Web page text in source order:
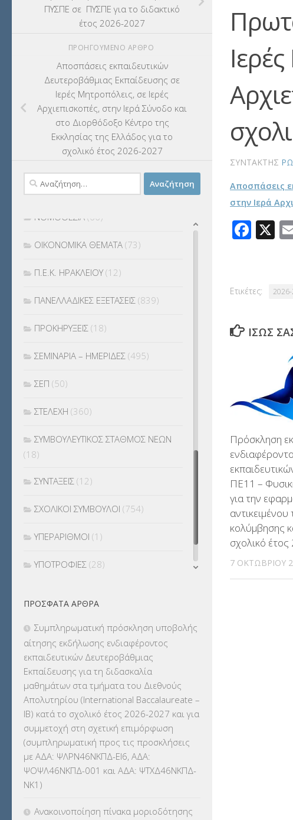
ΣΥΝΤΆΚΤΗΣ
Αποσπάσεις
στην Ιερά
X
Ετικέτες:
ΊΣΩΣ
Πρόσκληση
ΠΕ11 –
για την
αντικειμένου
κολύμβησης
σχολικό
7 ΟΚΤΩΒΡΊΟΥ
ΠΥΣΠΕ σε ΠΥΣΠΕ για το διδακτικό
έτος 2026-2027
ΠΡΟΗΓΟΎΜΕΝΟ ΆΡΘΡΟ
Αποσπάσεις εκπαιδευτικών
Δευτεροβάθμιας Εκπαίδευσης σε
Ιερές Μητροπόλεις, σε Ιερές
Αρχιεπισκοπές, στην Ιερά Σύνοδο και
στο Διορθόδοξο Κέντρο της
Εκκλησίας της Ελλάδος για το
σχολικό έτος 2026-2027
Αναζήτηση
για:
ΚΠπ- ΚΡΑΤΙΚΟ ΠΙΣΤΟΠΟΙΗΤΙΚΟ
ΛΟΙΠΑ(309)
ΜΑΘΗΤΕΙΑ (275)
ΜΕΤΑΘΕΣΕΙΣ-ΤΟΠΟΘΕΤΗΣΕΙΣ
ΒΕΛΤΙΩΣΕΙΣ(319)
ΜΕΤΑΦΟΡΑ ΜΑΘΗΤΩΝ
ΝΟΜΟΘΕΣΙΑ (66)
ΟΙΚΟΝΟΜΙΚΑ ΘΕΜΑΤΑ (73)
Π.Ε.Κ. ΗΡΑΚΛΕΙΟΥ(12)
ΠΑΝΕΛΛΑΔΙΚΕΣ ΕΞΕΤΑΣΕΙΣ (839)
ΠΡΟΚΗΡΥΞΕΙΣ (18)
ΣΕΜΙΝΑΡΙΑ – ΗΜΕΡΙΔΕΣ (495)
ΣΕΠ (50)
ΣΤΕΛΕΧΗ (360)
ΣΥΜΒΟΥΛΕΥΤΙΚΟΣ ΣΤΑΘΜΟΣ ΝΕΩΝ
(18)
ΣΥΝΤΑΞΕΙΣ (12)
ΣΧΟΛΙΚΟΙ ΣΥΜΒΟΥΛΟΙ (754)
ΥΠΕΡΑΡΙΘΜΟΙ (1)
ΥΠΟΤΡΟΦΙΕΣ (28)
ΠΡΌΣΦΑΤΑ ΆΡΘΡΑ
Συμπληρωματική πρόσκληση υποβολής
αίτησης εκδήλωσης ενδιαφέροντος
εκπαιδευτικών Δευτεροβάθμιας
Εκπαίδευσης για τη διδασκαλία
μαθημάτων στα τμήματα του Διεθνούς
Απολυτηρίου (International Baccalaureate –
IB) κατά το σχολικό έτος 2026-2027 και για
συμμετοχή στη σχετική επιμόρφωση
(συμπληρωματική προς τις προσκλήσεις
με ΑΔΑ: ΨΛΡΝ46ΝΚΠΔ-ΕΙ6, ΑΔΑ:
ΨΟΨΛ46ΝΚΠΔ-001 και ΑΔΑ: ΨΤΧΔ46ΝΚΠΔ-
ΝΚ1)
Ανακοινοποίηση πίνακα μοριοδότησης